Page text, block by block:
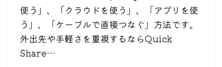
使う」、「クラウドを使う」、「アプリを使
う」、「ケーブルで直接つなぐ」方法です。
外出先や手軽さを重視するならQuick
Share…